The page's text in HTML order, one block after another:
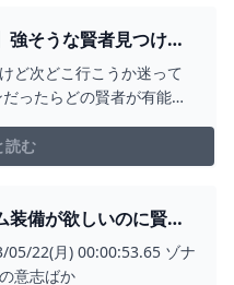
強そうな賢者見つける
しやりづらい。 – ゲ
ど次どこ行こうか迷って
ったらどの賢者が有能？
多いから好きな所で良い
読む
装備が欲しいのに賢者
ぽちぽちゲーム速報
05/22(月) 00:00:53.65 ゾナ
意志ばか